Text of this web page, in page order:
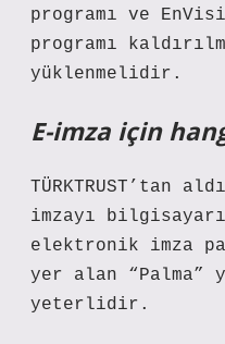
programı ve
programı
yüklenmelidir.
E-imza için
TÜRKTRUST’tan
imzayı
elektronik imza
yer alan “Palma”
yeterlidir.